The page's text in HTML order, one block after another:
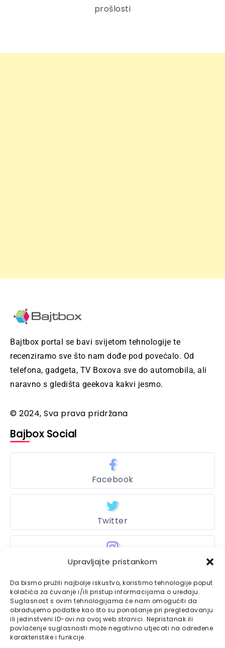
Upravljajte pristankom
Da bismo pružili najbolje iskustvo, koristimo tehnologije poput
kolačića za čuvanje i/ili pristup informacijama o uređaju.
Suglasnost s ovim tehnologijama će nam omogućiti da
obrađujemo podatke kao što su ponašanje pri pregledavanju
ili jedinstveni ID-ovi na ovoj web stranici. Nepristanak ili
povlačenje suglasnosti može negativno utjecati na određene
karakteristike i funkcije.
prošlosti
Bajtbox portal se bavi svijetom tehnologije te
recenziramo sve što nam dođe pod povećalo. Od
telefona, gadgeta, TV Boxova sve do automobila, ali
naravno s gledišta geekova kakvi jesmo.
© 2024, Sva prava pridržana
Bajbox Social
Facebook
Twitter
Instagram
Bajtbox
Linkovi
Bajtbox koristi